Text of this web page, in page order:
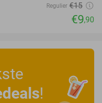
Regulier €15
€9,90
!